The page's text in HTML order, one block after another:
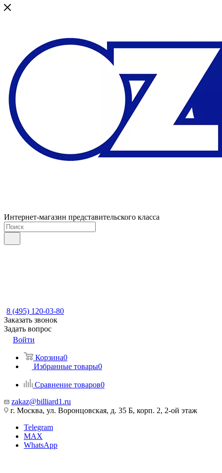
Интернет-магазин представительского класса
8 (495) 120-03-80
Заказать звонок
Задать вопрос
Войти
Корзина0
Избранные товары0
Сравнение товаров0
zakaz@billiard1.ru
г. Москва, ул. Воронцовская, д. 35 Б, корп. 2, 2-ой этаж
Telegram
MAX
WhatsApp